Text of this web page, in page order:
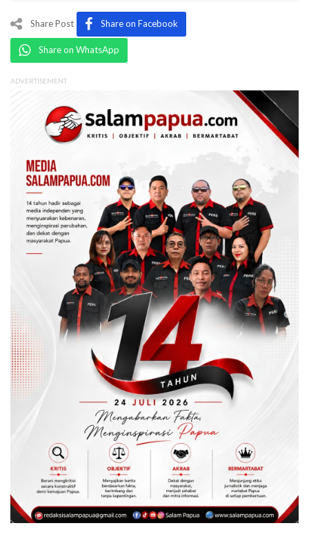
Share Post Share on Facebook
Share on WhatsApp
ADVERTISEMENT